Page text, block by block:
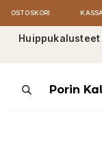
OSTOSKORI
ProductsPorin